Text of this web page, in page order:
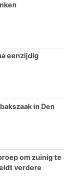
eenzijdig
in Den
om zuinig te
verdere